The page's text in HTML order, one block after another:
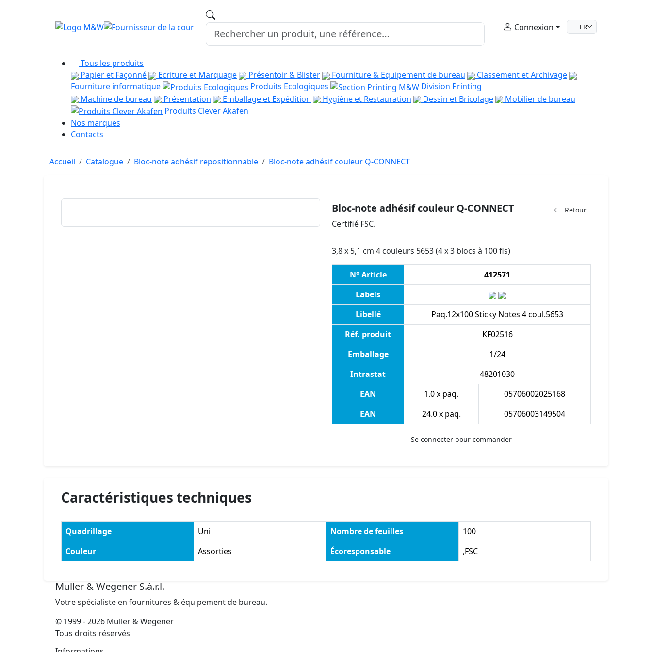
Connexion FR
Tous les produits
Papier et Façonné
Ecriture et Marquage Présentoir & Blister Fourniture & Equipement de bureau
Classement et Archivage
Fourniture informatique
Produits Ecologiques
Division Printing
Machine de bureau
Présentation Emballage et Expédition Hygiène et Restauration Dessin et Bricolage
Mobilier de bureau
Produits Clever Akafen
Nos marques
Contacts
Accueil Catalogue Bloc-note adhésif repositionnable Bloc-note adhésif couleur Q-CONNECT
Retour
Bloc-note adhésif couleur Q-CONNECT
Certifié FSC.
3,8 x 5,1 cm 4 couleurs 5653 (4 x 3 blocs à 100 fls)
N° Article
412571
Labels
Libellé
Paq.12x100 Sticky Notes 4 coul.5653
Réf. produit
KF02516
Emballage
1/24
Intrastat
48201030
EAN
1.0 x paq.
05706002025168
EAN
24.0 x paq. 05706003149504
Se connecter pour commander
Caractéristiques techniques
Quadrillage Uni Nombre de feuilles
100
Couleur
Assorties Écoresponsable ,FSC
Muller & Wegener S.à.r.l.
Votre spécialiste en fournitures & équipement de bureau.
© 1999 - 2026 Muller & Wegener
Tous droits réservés